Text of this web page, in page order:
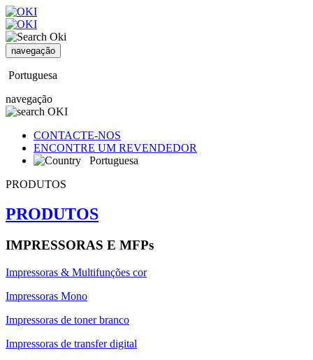
navegação
Portuguesa
navegação
CONTACTE-NOS
ENCONTRE UM REVENDEDOR
Portuguesa
PRODUTOS
PRODUTOS
IMPRESSORAS E MFPs
Impressoras & Multifunções cor
Impressoras Mono
Impressoras de toner branco
Impressoras de transfer digital